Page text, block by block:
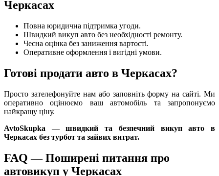
Черкасах
Повна юридична підтримка угоди.
Швидкий викуп авто без необхідності ремонту.
Чесна оцінка без заниження вартості.
Оперативне оформлення і вигідні умови.
Готові продати авто в Черкасах?
Просто зателефонуйте нам або заповніть форму на сайті. Ми
оперативно оцінюємо ваш автомобіль та запропонуємо
найкращу ціну.
AvtoSkupka — швидкий та безпечний викуп авто в
Черкасах без турбот та зайвих витрат.
FAQ — Поширені питання про
автовикуп у Черкасах